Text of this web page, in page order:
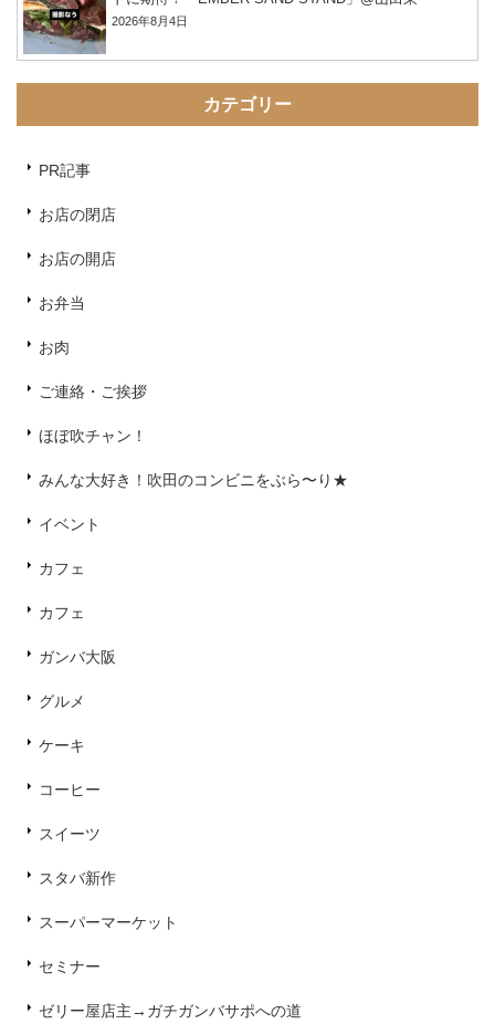
2026年8月4日
カテゴリー
PR記事
お店の閉店
お店の開店
お弁当
お肉
ご連絡・ご挨拶
ほぼ吹チャン！
みんな大好き！吹田のコンビニをぶら〜り★
イベント
カフェ
カフェ
ガンバ大阪
グルメ
ケーキ
コーヒー
スイーツ
スタバ新作
スーパーマーケット
セミナー
ゼリー屋店主→ガチガンバサポへの道